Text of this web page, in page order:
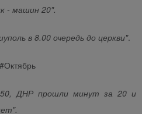
- машин 20".
в 8.00 очередь до церкви".
ДНР прошли минут за 20 и